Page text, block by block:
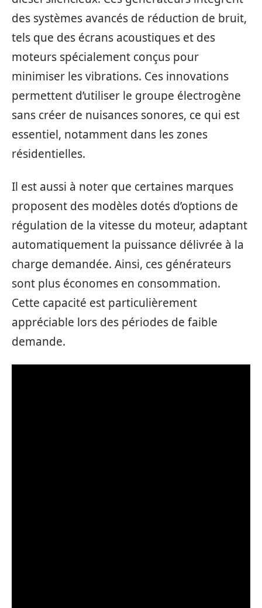
des systèmes avancés de réduction de bruit,
tels que des écrans acoustiques et des
moteurs spécialement conçus pour
minimiser les vibrations. Ces innovations
permettent d’utiliser le groupe électrogène
sans créer de nuisances sonores, ce qui est
essentiel, notamment dans les zones
résidentielles.
Il est aussi à noter que certaines marques
proposent des modèles dotés d’options de
régulation de la vitesse du moteur, adaptant
automatiquement la puissance délivrée à la
charge demandée. Ainsi, ces générateurs
sont plus économes en consommation.
Cette capacité est particulièrement
appréciable lors des périodes de faible
demande.